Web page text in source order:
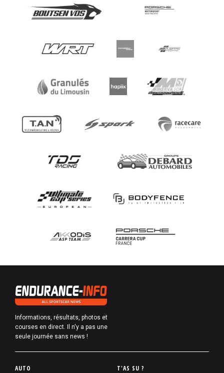
Informations, résultats, photos et
courses en direct. Il n'y a pas une
seule journée sans news !
P
AUTO T'AS SU ?